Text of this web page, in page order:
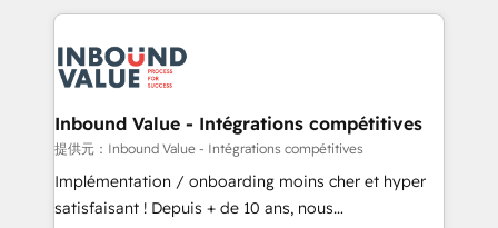
far with our HubSpot solutions. ✔️Bespoke apps &
Execution... Global 24/7 ... All Experts 3️⃣ Integrate |
Slash months from your API Integration project... ⬅️
Click "Contact Business" ⬅️ to access 150+ Kickstart
Integration templates that put HubSpot in the center
of your tech stack, syncing... 🛍️ Shopify or
WooCommerce 💲 Stripe or Paypal 💰 Sage or
Netsuite 🤖 Google or Microsoft ✍️ DocuSign or
Inbound Value - Intégrations compétitives
提供元：Inbound Value - Intégrations compétitives
Implémentation / onboarding moins cher et hyper
satisfaisant ! Depuis + de 10 ans, nous